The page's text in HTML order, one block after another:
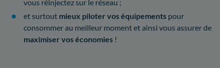
vous réinjectez sur le réseau ;
et surtout mieux piloter vos équipements pour
consommer au meilleur moment et ainsi vous assurer de
maximiser vos économies !